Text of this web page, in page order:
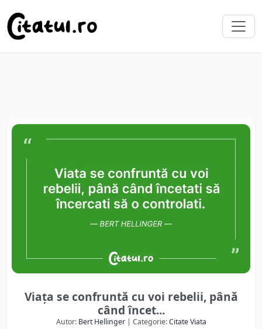
Viața se confruntă cu voi rebelii, până
când încet...
Autor: Bert Hellinger| Categorie:Citate Viata